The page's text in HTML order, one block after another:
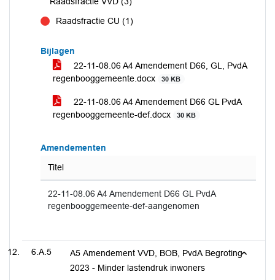
Raadsfractie CU (1)
Bijlagen
22-11-08.06 A4 Amendement D66, GL, PvdA
regenbooggemeente.docx
30 KB
22-11-08.06 A4 Amendement D66 GL PvdA
regenbooggemeente-def.docx
30 KB
Amendementen
Titel
22-11-08.06 A4 Amendement D66 GL PvdA
regenbooggemeente-def-aangenomen
6.A.5
A5 Amendement VVD, BOB, PvdA Begroting
2023 - Minder lastendruk inwoners